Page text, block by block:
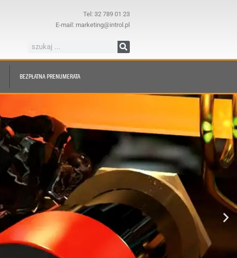
Tel: 32 789 01 23
E-mail: marketing@introl.pl
BEZPŁATNA PRENUMERATA